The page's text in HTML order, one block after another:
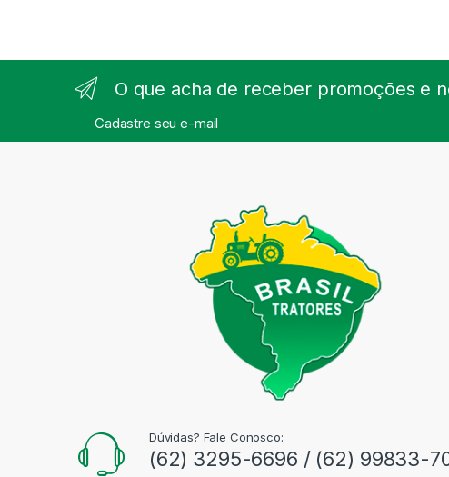
O que acha de receber promoções e
Cadastre seu e-mail
Dúvidas? Fale Conosco:
(62) 3295-6696 / (62) 99833-